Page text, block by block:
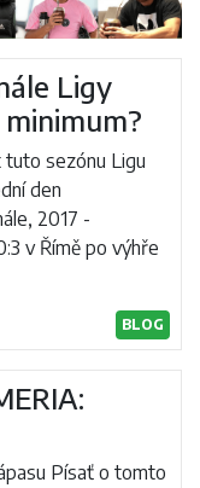
Ligy
tuto sezónu Ligu
den
2017 -
v Římě po výhře
BLOG
Písať o tomto